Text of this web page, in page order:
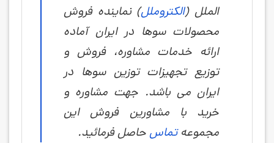
الملل (الکتروملل) نماینده فروش
محصولات سوها در ایران آماده
ارائه خدمات مشاوره، فروش و
توزیع تجهیزات توزین سوها در
ایران می باشد. جهت مشاوره و
خرید با مشاورین فروش این
مجموعهتماسحاصل فرمائید.